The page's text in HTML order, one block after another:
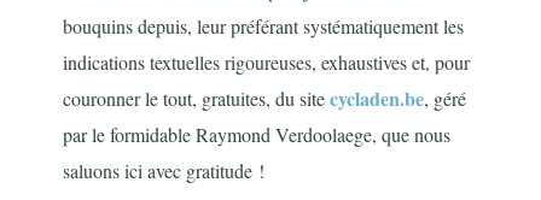
bouquins depuis, leur préférant systématiquement les
indications textuelles rigoureuses, exhaustives et, pour
couronner le tout, gratuites, du sitecycladen.be, géré
par le formidable Raymond Verdoolaege, que nous
saluons ici avec gratitude !